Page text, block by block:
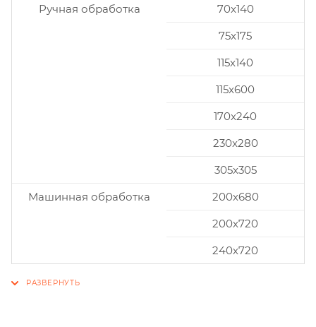
Ручная обработка
70x140
75x175
115x140
115x600
170x240
230x280
305x305
Машинная обработка
200х680
200х720
240х720